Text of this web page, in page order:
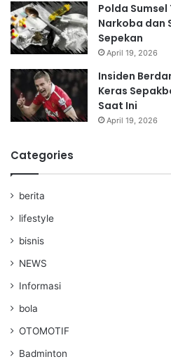
Polda
Narkoba dan
Sepekan
April 19, 2026
Insiden
Keras
Saat Ini
April 19, 2026
Categories
berita
lifestyle
bisnis
NEWS
Informasi
bola
OTOMOTIF
Badminton